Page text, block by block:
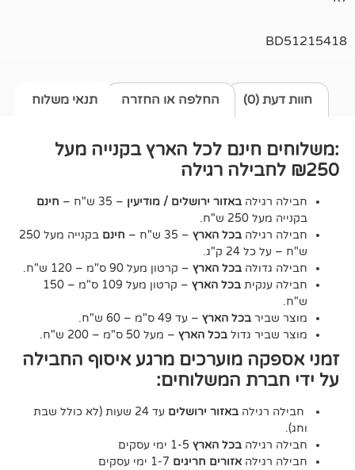
תנאי משלוח החלפה או החזרה
לכל הארץ בקנייה מעל
באזור ירושלים / מודיעין– 35 ש"ח –
חינם
בכל הארץ– 35 ש"ח – חינם
בקנייה מעל 250
בכל הארץ – קרטון מעל 90 ס"מ – 120 ש"ח.
בכל הארץ – קרטון מעל 109 ס"מ – 150
בכל הארץ– עד 49 ס"מ – 60 ש"ח.
גדול
בכל הארץ– מעל 50 ס"מ – 200 ש"ח.
מוערכים מרגע איסוף החבילה
המשלוחים:
באזור ירושלים עד 24 שעות (לא כולל שבת
בכל הארץ1-5 ימי עסקים
אזורים חריגים1-7 ימי עסקים